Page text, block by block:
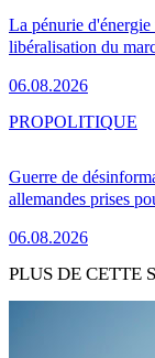
La pénurie
libéralisation du
06.08.2026
Guerre de
allemandes prises
06.08.2026
PROPOLITIQUE
PLUS DE CETTE